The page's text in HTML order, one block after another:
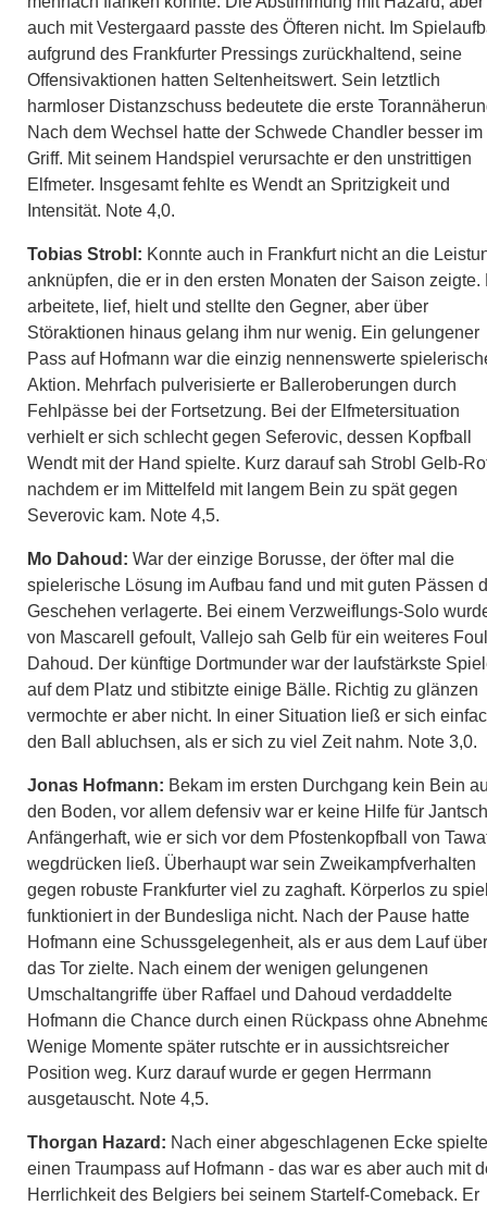
auch mit Vestergaard passte des Öfteren nicht. Im
aufgrund des Frankfurter Pressings zurückhaltend, seine
Offensivaktionen hatten Seltenheitswert. Sein letztlich
harmloser Distanzschuss bedeutete die erste
Nach dem Wechsel hatte der Schwede Chandler besser im
Griff. Mit seinem Handspiel verursachte er den unstrittigen
Elfmeter. Insgesamt fehlte es Wendt an Spritzigkeit und
Intensität. Note 4,0.
Tobias Strobl: Konnte auch in Frankfurt nicht an die
anknüpfen, die er in den ersten Monaten der Saison zeigte.
arbeitete, lief, hielt und stellte den Gegner, aber über
Störaktionen hinaus gelang ihm nur wenig. Ein gelungener
Pass auf Hofmann war die einzig nennenswerte
Aktion. Mehrfach pulverisierte er Balleroberungen durch
Fehlpässe bei der Fortsetzung. Bei der Elfmetersituation
verhielt er sich schlecht gegen Seferovic, dessen Kopfball
Wendt mit der Hand spielte. Kurz darauf sah Strobl Gelb-
nachdem er im Mittelfeld mit langem Bein zu spät gegen
Severovic kam. Note 4,5.
Mo Dahoud: War der einzige Borusse, der öfter mal die
spielerische Lösung im Aufbau fand und mit guten Pässen
Geschehen verlagerte. Bei einem Verzweiflungs-Solo
von Mascarell gefoult, Vallejo sah Gelb für ein weiteres
Dahoud. Der künftige Dortmunder war der laufstärkste
auf dem Platz und stibitzte einige Bälle. Richtig zu glänzen
vermochte er aber nicht. In einer Situation ließ er sich
den Ball abluchsen, als er sich zu viel Zeit nahm. Note 3,0.
Jonas Hofmann: Bekam im ersten Durchgang kein Bein
den Boden, vor allem defensiv war er keine Hilfe für
Anfängerhaft, wie er sich vor dem Pfostenkopfball von
wegdrücken ließ. Überhaupt war sein Zweikampfverhalten
gegen robuste Frankfurter viel zu zaghaft. Körperlos zu
funktioniert in der Bundesliga nicht. Nach der Pause hatte
Hofmann eine Schussgelegenheit, als er aus dem Lauf über
das Tor zielte. Nach einem der wenigen gelungenen
Umschaltangriffe über Raffael und Dahoud verdaddelte
Hofmann die Chance durch einen Rückpass ohne
Wenige Momente später rutschte er in aussichtsreicher
Position weg. Kurz darauf wurde er gegen Herrmann
ausgetauscht. Note 4,5.
Thorgan Hazard: Nach einer abgeschlagenen Ecke
einen Traumpass auf Hofmann - das war es aber auch mit
Herrlichkeit des Belgiers bei seinem Startelf-Comeback. Er